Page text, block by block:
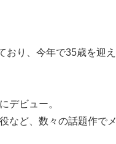
おり、今年で35歳を迎え
デビュー。
など、数々の話題作でメ